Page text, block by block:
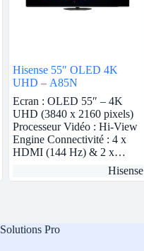
Hisense 55″ OLED 4K
UHD – A85N
Ecran : OLED 55″ – 4K
UHD (3840 x 2160 pixels)
Processeur Vidéo : Hi-View
Engine Connectivité : 4 x
HDMI (144 Hz) & 2 x…
Hisense
Solutions Pro